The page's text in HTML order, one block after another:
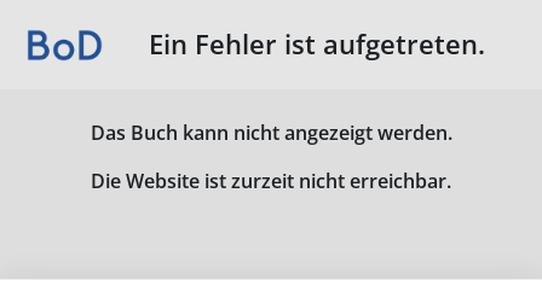
Ein Fehler ist aufgetreten.
Das Buch kann nicht angezeigt werden.
Die Website ist zurzeit nicht erreichbar.